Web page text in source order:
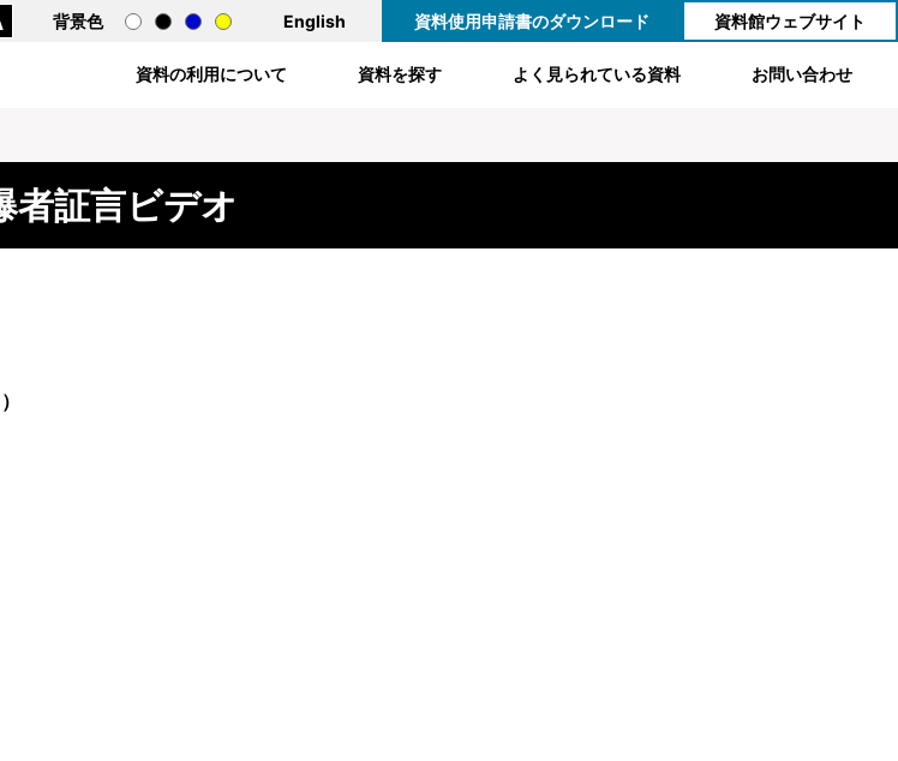
背景色 English 資料使用申請書のダウンロード 資料館ウェブサイト
資料の利用について 資料を探す よく見られている資料 お問い合わせ
者証言ビデオ